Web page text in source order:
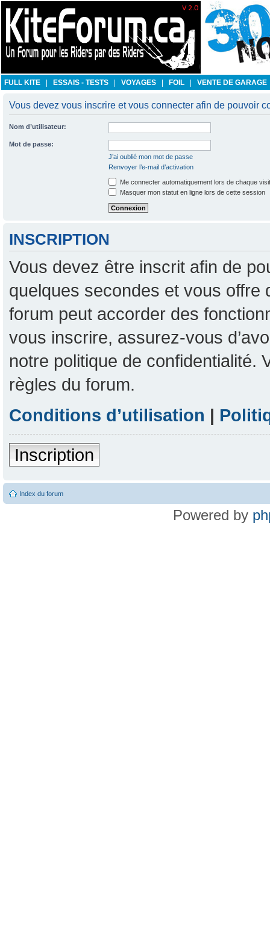
FULL KITE ESSAIS - TESTS VOYAGES FOIL VENTE DE GARAGE
Vous devez vous inscrire et vous connecter afin de pouvoir
Nom d’utilisateur:
Mot de passe:
J’ai oublié mon mot de passe
Renvoyer l’e-mail d’activation
Me connecter automatiquement lors de chaque
Masquer mon statut en ligne lors de cette session
INSCRIPTION
Vous devez être inscrit afin de
quelques secondes et vous offre
forum peut accorder des
vous inscrire, assurez-vous
notre politique de confidentialité.
règles du forum.
Conditions d’utilisation |
Inscription
Index du forum
Powered by